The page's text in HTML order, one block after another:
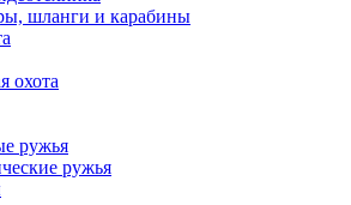
шланги и карабины
охота
ружья
ружья